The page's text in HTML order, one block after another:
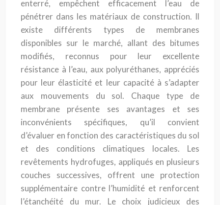
enterré, empêchent efficacement l’eau de
pénétrer dans les matériaux de construction. Il
existe différents types de membranes
disponibles sur le marché, allant des bitumes
modifiés, reconnus pour leur excellente
résistance à l’eau, aux polyuréthanes, appréciés
pour leur élasticité et leur capacité à s’adapter
aux mouvements du sol. Chaque type de
membrane présente ses avantages et ses
inconvénients spécifiques, qu’il convient
d’évaluer en fonction des caractéristiques du sol
et des conditions climatiques locales. Les
revêtements hydrofuges, appliqués en plusieurs
couches successives, offrent une protection
supplémentaire contre l’humidité et renforcent
l’étanchéité du mur. Le choix judicieux des